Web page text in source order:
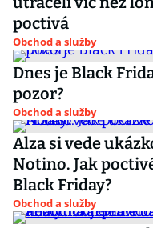
poctivá
Obchod a služby
Dnes je Black
pozor?
Obchod a služby
Alza si vede
Notino. Jak
Black Friday?
Obchod a služby